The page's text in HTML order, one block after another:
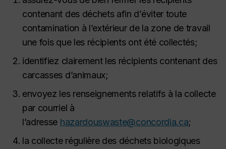
contenant des déchets afin d’éviter toute
contamination à l’extérieur de la zone de travail
une fois que les récipients ont été collectés;
identifiez clairement les récipients contenant des
carcasses d’animaux;
envoyez les renseignements relatifs à la collecte
par courriel à
l’adresse hazardouswaste@concordia.ca;
la collecte régulière des déchets biologiques